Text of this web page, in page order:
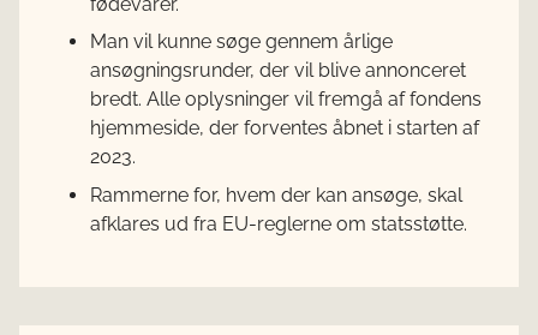
Man vil kunne søge gennem årlige
ansøgningsrunder, der vil blive annonceret
bredt. Alle oplysninger vil fremgå af fondens
hjemmeside, der forventes åbnet i starten af
2023.
Rammerne for, hvem der kan ansøge, skal
afklares ud fra EU-reglerne om statsstøtte.